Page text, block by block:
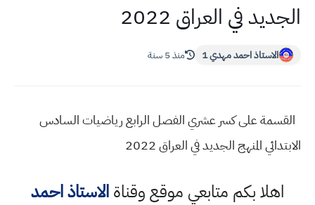
الجديد في العراق 2022
الاستاذ احمد مهدي 1 منذ 5 سنة
القسمة على كسر عشري الفصل الرابع رياضيات السادس
الابتدائي المنهج الجديد في العراق 2022
اهلا بكم متابعي موقع وقناةالاستاذ احمد